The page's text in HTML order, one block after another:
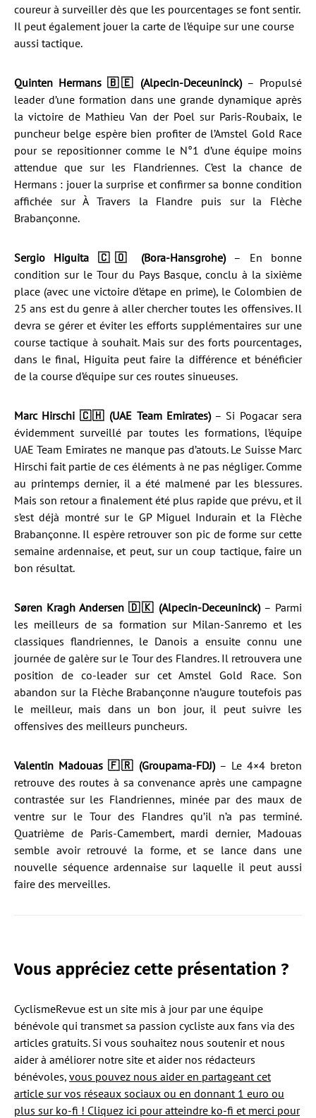
coureur à surveiller dès que les pourcentages se font sentir.
Il peut également jouer la carte de l’équipe sur une course
aussi tactique.
Quinten Hermans 🇧🇪 (Alpecin-Deceuninck)– Propulsé
leader d’une formation dans une grande dynamique après
la victoire de Mathieu Van der Poel sur Paris-Roubaix, le
puncheur belge espère bien profiter de l’Amstel Gold Race
pour se repositionner comme le N°1 d’une équipe moins
attendue que sur les Flandriennes. C’est la chance de
Hermans : jouer la surprise et confirmer sa bonne condition
affichée sur À Travers la Flandre puis sur la Flèche
Brabançonne.
Sergio Higuita 🇨🇴 (Bora-Hansgrohe)– En bonne
condition sur le Tour du Pays Basque, conclu à la sixième
place (avec une victoire d’étape en prime), le Colombien de
25 ans est du genre à aller chercher toutes les offensives. Il
devra se gérer et éviter les efforts supplémentaires sur une
course tactique à souhait. Mais sur des forts pourcentages,
dans le final, Higuita peut faire la différence et bénéficier
de la course d’équipe sur ces routes sinueuses.
Marc Hirschi 🇨🇭 (UAE Team Emirates)– Si Pogacar sera
évidemment surveillé par toutes les formations, l’équipe
UAE Team Emirates ne manque pas d’atouts. Le Suisse Marc
Hirschi fait partie de ces éléments à ne pas négliger. Comme
au printemps dernier, il a été malmené par les blessures.
Mais son retour a finalement été plus rapide que prévu, et il
s’est déjà montré sur le GP Miguel Indurain et la Flèche
Brabançonne. Il espère retrouver son pic de forme sur cette
semaine ardennaise, et peut, sur un coup tactique, faire un
bon résultat.
Søren Kragh Andersen 🇩🇰 (Alpecin-Deceuninck)– Parmi
les meilleurs de sa formation sur Milan-Sanremo et les
classiques flandriennes, le Danois a ensuite connu une
journée de galère sur le Tour des Flandres. Il retrouvera une
position de co-leader sur cet Amstel Gold Race. Son
abandon sur la Flèche Brabançonne n’augure toutefois pas
le meilleur, mais dans un bon jour, il peut suivre les
offensives des meilleurs puncheurs.
Valentin Madouas 🇫🇷 (Groupama-FDJ)– Le 4×4 breton
retrouve des routes à sa convenance après une campagne
contrastée sur les Flandriennes, minée par des maux de
ventre sur le Tour des Flandres qu’il n’a pas terminé.
Quatrième de Paris-Camembert, mardi dernier, Madouas
semble avoir retrouvé la forme, et se lance dans une
nouvelle séquence ardennaise sur laquelle il peut aussi
faire des merveilles.
Vous appréciez cette présentation ?
CyclismeRevue est un site mis à jour par une équipe
bénévole qui transmet sa passion cycliste aux fans via des
articles gratuits. Si vous souhaitez nous soutenir et nous
aider à améliorer notre site et aider nos rédacteurs
bénévoles, vous pouvez nous aider en partageant cet
article sur vos réseaux sociaux ou en donnant 1 euro ou
plus sur ko-fi ! Cliquez ici pour atteindre ko-fi et merci pour